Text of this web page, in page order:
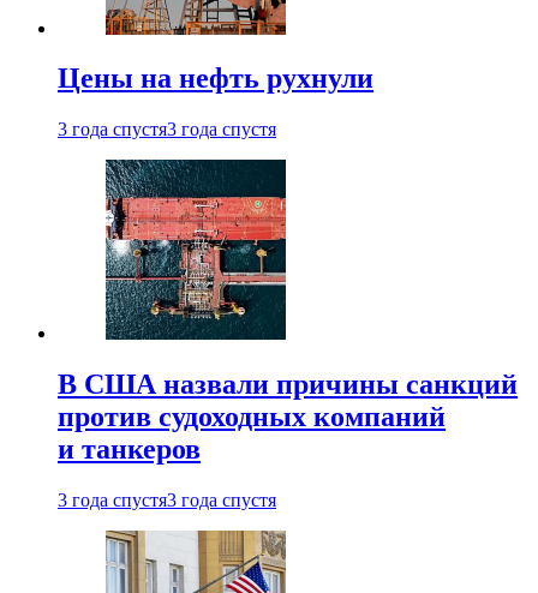
Цены на нефть рухнули
3 года спустя3 года спустя
В США назвали причины санкций
против судоходных компаний
и танкеров
3 года спустя3 года спустя